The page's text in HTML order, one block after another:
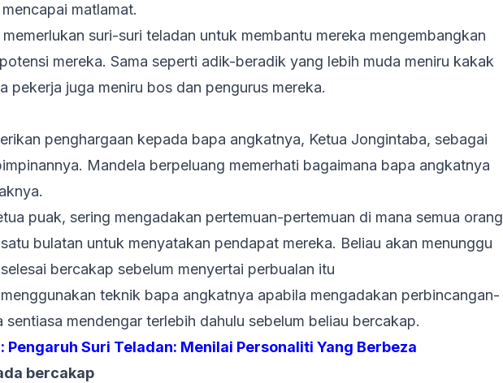
matlamat.
suri-suri teladan untuk membantu mereka mengembangkan
mereka. Sama seperti adik-beradik yang lebih muda meniru kakak
pekerja juga meniru bos dan pengurus mereka.
penghargaan kepada bapa angkatnya, Ketua Jongintaba, sebagai
Mandela berpeluang memerhati bagaimana bapa angkatnya
puak, sering mengadakan pertemuan-pertemuan di mana semua orang
bulatan untuk menyatakan pendapat mereka. Beliau akan menunggu
bercakap sebelum menyertai perbualan itu
teknik bapa angkatnya apabila mengadakan perbincangan-
mendengar terlebih dahulu sebelum beliau bercakap.
Pengaruh Suri Teladan: Menilai Personaliti Yang Berbeza
bercakap